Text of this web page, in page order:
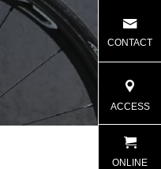
CONTACT
ACCESS
ONLINE